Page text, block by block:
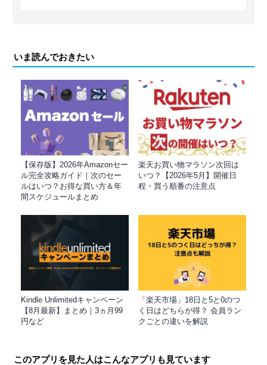
いま読んでおきたい
【保存版】2026年Amazonセー
ル完全攻略ガイド｜次のセー
ルはいつ？お得な買い方＆年
間スケジュールまとめ
楽天お買い物マラソン次回は
いつ？【2026年5月】開催日
程・買う順番の注意点
Kindle Unlimitedキャンペーン
【8月最新】まとめ｜3ヵ月99
円など
「楽天市場」18日と5と0のつ
く日はどちらが得？ 会員ラン
クごとの違いを解説
このアプリを見た人はこんなアプリも見ています